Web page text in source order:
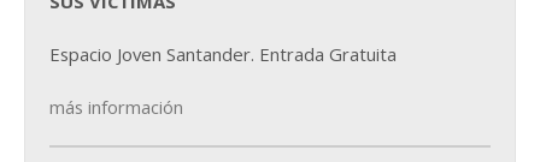
Espacio Joven Santander. Entrada Gratuita
más información